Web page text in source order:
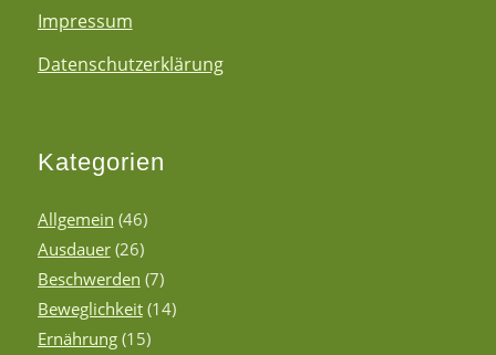
Impressum
Datenschutzerklärung
Kategorien
Allgemein (46)
Ausdauer(26)
Beschwerden (7)
Beweglichkeit(14)
Ernährung(15)